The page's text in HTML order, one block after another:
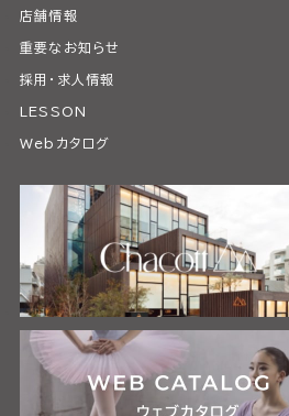
店舗情報
重要なお知らせ
採用・求人情報
LESSON
Webカタログ